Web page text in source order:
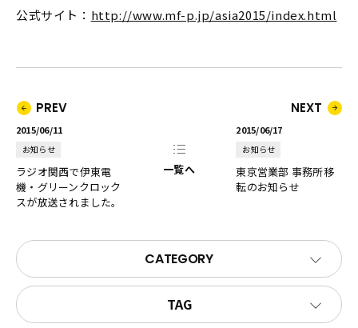
公式サイト： http://www.mf-p.jp/asia2015/index.html
PREV
2015/06/11
お知らせ
ラジオ関西で伊東電
機・グリーンクロック
スが放送されました。
NEXT
2015/06/17
お知らせ
東京営業部 事務所移
転のお知らせ
一覧へ
CATEGORY
TAG